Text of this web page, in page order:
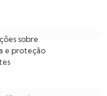
sobre
e proteção